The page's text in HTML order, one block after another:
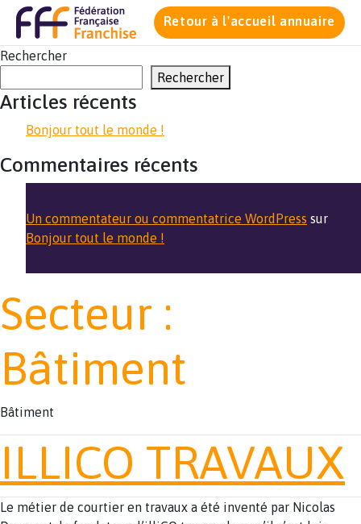
Retour à l'accueil annuaire
Rechercher
Rechercher
Articles récents
Bonjour tout le monde !
Commentaires récents
Un commentateur ou commentatrice WordPress sur
Bonjour tout le monde !
Secteur :
Bâtiment
Bâtiment
ILLICO TRAVAUX
Le métier de courtier en travaux a été inventé par Nicolas